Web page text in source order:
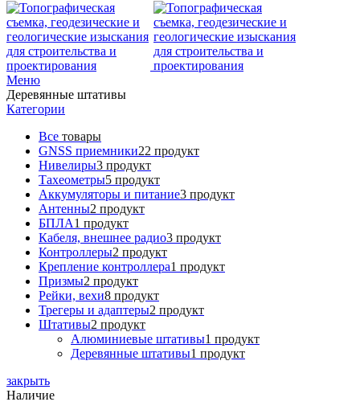
Меню
Деревянные штативы
Категории
Все товары
GNSS приемники22 продукт
Нивелиры3 продукт
Тахеометры5 продукт
Аккумуляторы и питание3 продукт
Антенны2 продукт
БПЛА1 продукт
Кабеля, внешнее радио3 продукт
Контроллеры2 продукт
Крепление контроллера1 продукт
Призмы2 продукт
Рейки, вехи8 продукт
Трегеры и адаптеры2 продукт
Штативы2 продукт
Алюминиевые штативы1 продукт
Деревянные штативы1 продукт
закрыть
Наличие